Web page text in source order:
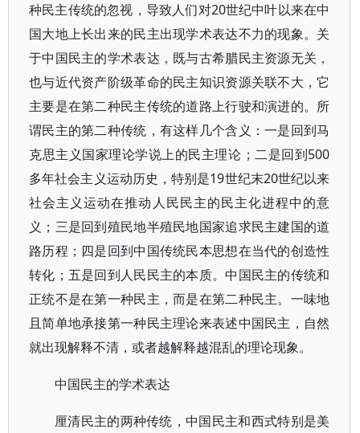
种民主传统的忽视，导致人们对20世纪中叶以来在中
国大地上长出来的民主出现学术表达不力的现象。关
于中国民主的学术表达，既与古希腊民主资源无关，
也与近代资产阶级革命的民主知识资源关联不大，它
主要是在第二种民主传统的道路上行驶和演进的。所
谓民主的第二种传统，有这样几个含义：一是回到马
克思主义国家理论学说上的民主理论；二是回到500
多年社会主义运动历史，特别是19世纪末20世纪以来
社会主义运动在推动人民民主的民主化进程中的意
义；三是回到殖民地半殖民地国家追求民主建国的道
路历程；四是回到中国传统民本思想在当代的创造性
转化；五是回到人民民主的本质。中国民主的传统和
正统不是在第一种民主，而是在第二种民主。一味地
且简单地承接第一种民主理论来表述中国民主，自然
就出现解释不清，或者越解释越混乱的理论现象。
中国民主的学术表达
厘清民主的两种传统，中国民主和西式特别是美